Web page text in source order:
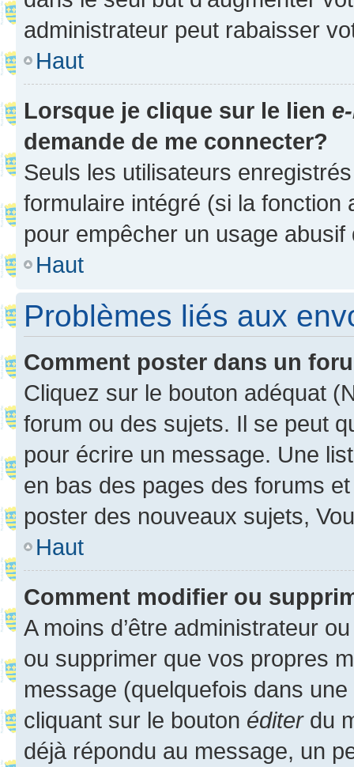
administrateur peut rabaisser
Haut
Lorsque je clique sur le lien
demande de me connecter?
Seuls les utilisateurs
formulaire intégré (si la fonction
pour empêcher un usage
Haut
Problèmes liés aux
Comment poster dans un
Cliquez sur le bouton adéquat
forum ou des sujets. Il se peut
pour écrire un message. Une
en bas des pages des forums
poster des nouveaux sujets,
Haut
Comment modifier ou
A moins d’être administrateur
ou supprimer que vos propres
message (quelquefois dans
cliquant sur le bouton éditerdu
déjà répondu au message, un